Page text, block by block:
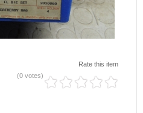
Rate this item
(0 votes)